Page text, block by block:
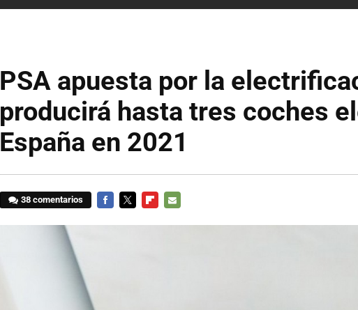
PSA apuesta por la
producirá hasta tres coches
España en 2021
38 comentarios